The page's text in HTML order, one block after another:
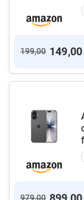
199,00 149,00
979,00